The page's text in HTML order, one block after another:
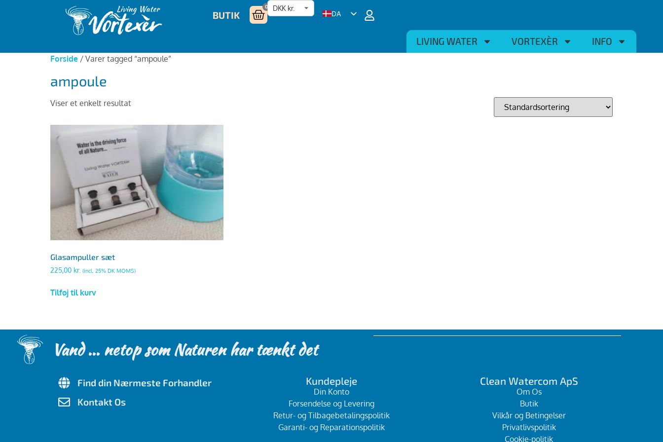
LIVING WATER VORTEXÈR INFO
BUTIK
0
DA
Forside / Varer tagged “ampoule”
ampoule
Viser et enkelt resultat
Glasampuller sæt
225,00 kr. (incl. 25% DK MOMS)
Tilføj til kurv
Vand ... netop som Naturen har tænkt det
Kundepleje
Din Konto
Forsendelse og Levering
Retur- og Tilbagebetalingspolitik
Garanti- og Reparationspolitik
Clean Watercom ApS
Om Os
Butik
Vilkår og Betingelser
Privatlivspolitik
Cookie-politik
Find din Nærmeste Forhandler
Kontakt Os